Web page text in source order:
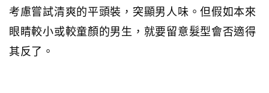
考慮嘗試清爽的平頭裝，突顯男人味。但假如本來
眼睛較小或較童顏的男生，就要留意髮型會否適得
其反了。